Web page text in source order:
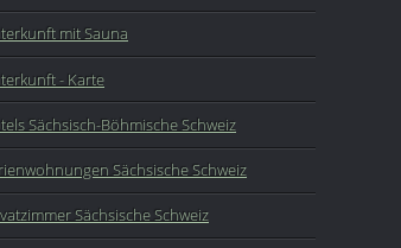
mit Sauna
- Karte
Sächsisch-Böhmische Schweiz
Sächsische Schweiz
Sächsische Schweiz